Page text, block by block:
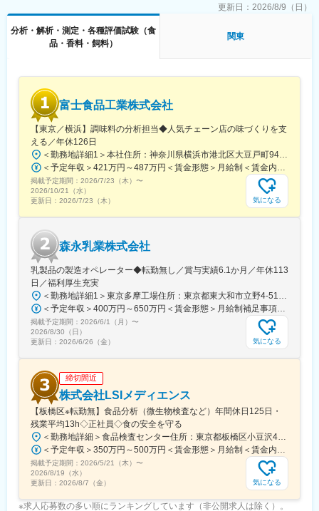
■当社について：
信頼性の高い検査を通じて、世の中へ安全と安心を提供すること
を経営理念する食品分析の専門機関として、お客さまの期待を超
当社の一斉分析可能農薬数は830種類と国内トップクラスを誇っ
ており、他社にはない独自の技術力があります。そのため現在約
1000社の企業様とお取引があります。
また当社は「分析精度トップクラス」を掲げており、添加回収試
験を行っています。より正確な分析結果を出すための徹底した検
査・分析を行っていることから、分析精度に関しては顧客から信
頼を得ています。
変更の範囲：会社の定める業務
更新日： 2026/8/9（日）
分析・解析・測定・各種評価試験（食
品・香料・飼料）
関東
富士食品工業株式会社
【東京／横浜】調味料の分析担当◆人気チェーン店の味づくりを支
える／年休126日
掲載予定期間： 2026/7/23（木） 〜
2026/10/21（水）
更新日： 2026/7/23（木） 気になる
森永乳業株式会社
乳製品の製造オペレーター◆転勤無し／賞与実績6.1か月／年休113
日／福利厚生充実
掲載予定期間： 2026/6/1（月） 〜
2026/8/30（日）
更新日： 2026/6/26（金） 気になる
締切間近
株式会社LSIメディエンス
【板橋区※転勤無】食品分析（微生物検査など）年間休日125日・
残業平均13h◇正社員◇食の安全を守る
掲載予定期間： 2026/5/21（木） 〜
2026/8/19（水）
更新日： 2026/8/7（金） 気になる
※求人応募数の多い順にランキングしています（非公開求人は除く）。